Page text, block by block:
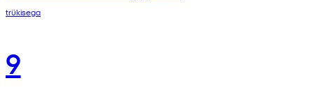
trükisega
9